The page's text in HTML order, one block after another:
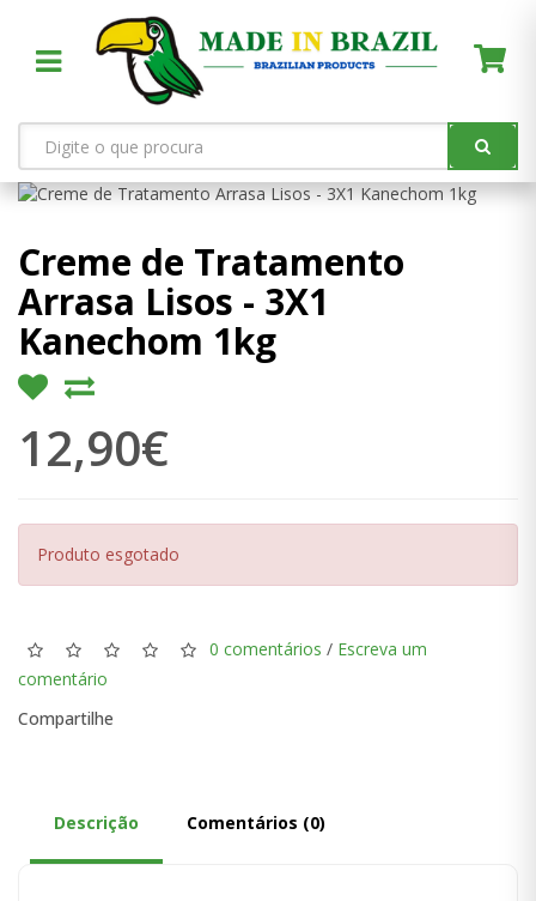
Creme de Tratamento
Arrasa Lisos - 3X1
Kanechom 1kg
12,90€
Produto esgotado
0 comentários / Escreva um
comentário
Compartilhe
Descrição Comentários (0)